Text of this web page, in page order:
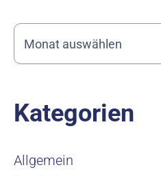
Kategorien
Allgemein